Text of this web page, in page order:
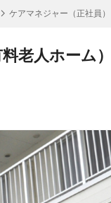
ケアマネジャー（正社員
老人ホーム